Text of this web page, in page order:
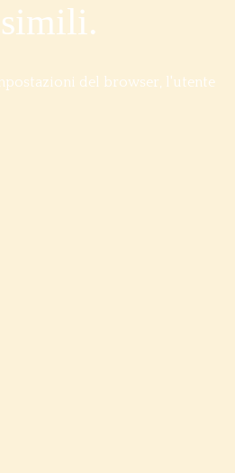
del browser, l'utente